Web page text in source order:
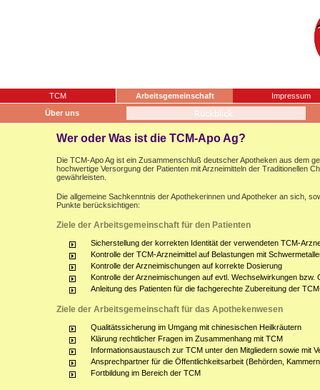
TCM Arbeitsgemeinschaft
Impressum
Über uns
Wer oder Was ist die TCM-Apo Ag?
Die TCM-Apo Ag ist ein Zusammenschluß deutscher Apotheken aus dem
hochwertige Versorgung der Patienten mit Arzneimitteln der Traditionellen
gewährleisten.
Die allgemeine Sachkenntnis der Apothekerinnen und Apotheker an sich,
Punkte berücksichtigen:
Ziele der Arbeitsgemeinschaft für den Patienten
Sicherstellung der korrekten Identität der verwendeten TCM-
Kontrolle der TCM-Arzneimittel auf Belastungen mit
Kontrolle der Arzneimischungen auf korrekte Dosierung
Kontrolle der Arzneimischungen auf evtl. Wechselwirkungen
Anleitung des Patienten für die fachgerechte Zubereitung der
Ziele der Arbeitsgemeinschaft für das Apothekenwesen
Qualitätssicherung im Umgang mit chinesischen Heilkräutern
Klärung rechtlicher Fragen im Zusammenhang mit TCM
Informationsaustausch zur TCM unter den Mitgliedern sowie mit
Ansprechpartner für die Öffentlichkeitsarbeit (Behörden,
Fortbildung im Bereich der TCM